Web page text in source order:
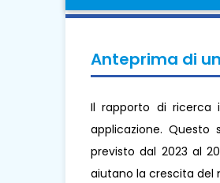
Anteprima di
Il rapporto di ricerca
applicazione.
previsto dal 2023 al
aiutano la crescita del